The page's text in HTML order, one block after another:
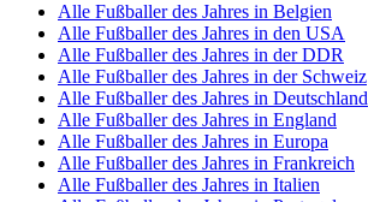
Alle Fußballer des Jahres in Belgien
Alle Fußballer des Jahres in den USA
Alle Fußballer des Jahres in der DDR
Alle Fußballer des Jahres in der Schweiz
Alle Fußballer des Jahres in Deutschland
Alle Fußballer des Jahres in England
Alle Fußballer des Jahres in Europa
Alle Fußballer des Jahres in Frankreich
Alle Fußballer des Jahres in Italien